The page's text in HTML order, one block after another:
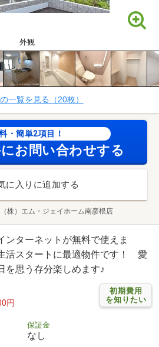
外観
一覧を見る（20枚）
・簡単2項目！
お問い合わせする
に入りに追加する
（株）エム・ジェイホーム南彦根店
ンターネットが無料で使えま
活スタートに最適物件です！ 愛
を思う存分楽しめます♪
初期費用
を知りたい
円
保証金
なし